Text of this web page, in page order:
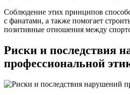
Соблюдение этих принципов
с фанатами, а также помогает
позитивные отношения между
Риски и последствия
профессиональной